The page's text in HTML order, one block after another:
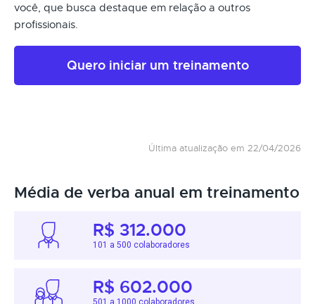
você, que busca destaque em relação a outros
profissionais.
Quero iniciar um treinamento
Última atualização em 22/04/2026
Média de verba anual em treinamento
R$ 312.000
101 a 500 colaboradores
R$ 602.000
501 a 1000 colaboradores